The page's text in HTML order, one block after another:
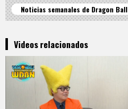
Noticias semanales de Dragon Ball
Videos relacionados